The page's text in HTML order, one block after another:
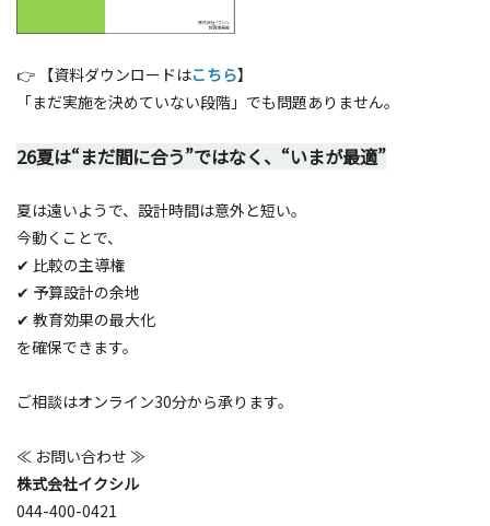
👉 【資料ダウンロードはこちら】
「まだ実施を決めていない段階」でも問題ありません。
26夏は“まだ間に合う”ではなく、“いまが最適”
夏は遠いようで、設計時間は意外と短い。
今動くことで、
✔ 比較の主導権
✔ 予算設計の余地
✔ 教育効果の最大化
を確保できます。
ご相談はオンライン30分から承ります。
≪ お問い合わせ ≫
株式会社イクシル
044-400-0421